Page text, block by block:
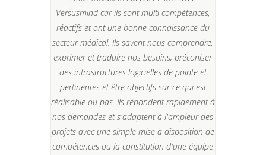
Versusmind car ils sont multi compétences,
réactifs et ont une bonne connaissance du
secteur médical. Ils savent nous comprendre,
exprimer et traduire nos besoins, préconiser
des infrastructures logicielles de pointe et
pertinentes et être objectifs sur ce qui est
réalisable ou pas. Ils répondent rapidement à
nos demandes et s'adaptent à l'ampleur des
projets avec une simple mise à disposition de
compétences ou la constitution d'une équipe